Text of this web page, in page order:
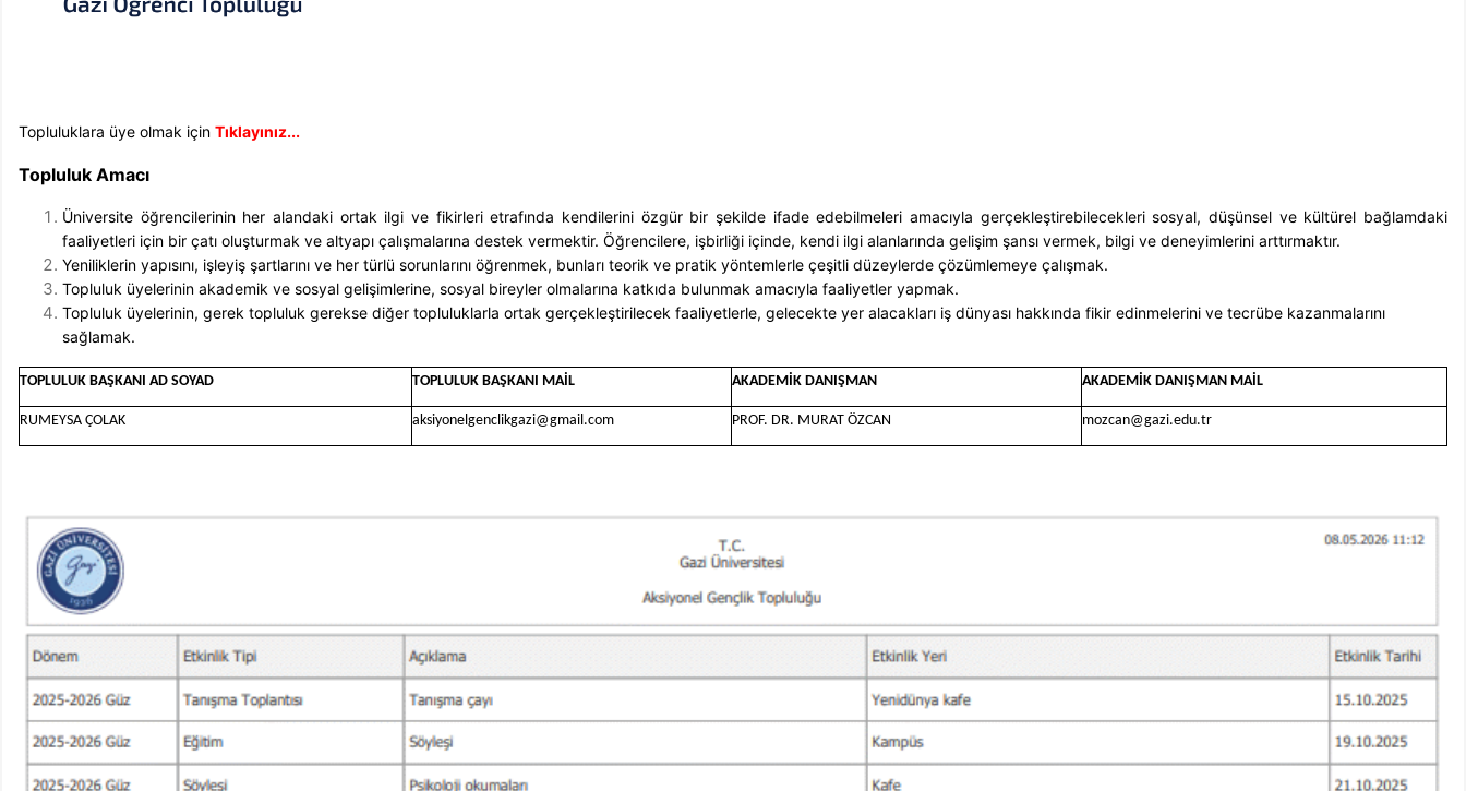
Topluluklara üye olmak için Tıklayınız...
Topluluk Amacı
Üniversite öğrencilerinin her alandaki ortak ilgi ve fikirleri etrafında kendilerini özgür bir şekilde ifade edebilmeleri amacıyla gerçekleştirebilecekleri sosyal, düşünsel ve kültürel bağlamdaki
faaliyetleri için bir çatı oluşturmak ve altyapı çalışmalarına destek vermektir. Öğrencilere, işbirliği içinde, kendi ilgi alanlarında gelişim şansı vermek, bilgi ve deneyimlerini arttırmaktır.
Yeniliklerin yapısını, işleyiş şartlarını ve her türlü sorunlarını öğrenmek, bunları teorik ve pratik yöntemlerle çeşitli düzeylerde çözümlemeye çalışmak.
Topluluk üyelerinin akademik ve sosyal gelişimlerine, sosyal bireyler olmalarına katkıda bulunmak amacıyla faaliyetler yapmak.
Topluluk üyelerinin, gerek topluluk gerekse diğer topluluklarla ortak gerçekleştirilecek faaliyetlerle, gelecekte yer alacakları iş dünyası hakkında fikir edinmelerini ve tecrübe kazanmalarını
sağlamak.
TOPLULUK BAŞKANI AD SOYAD TOPLULUK BAŞKANI MAİL AKADEMİK DANIŞMAN AKADEMİK DANIŞMAN MAİL
RUMEYSA ÇOLAK aksiyonelgenclikgazi@gmail.com PROF. DR. MURAT ÖZCAN mozcan@gazi.edu.tr